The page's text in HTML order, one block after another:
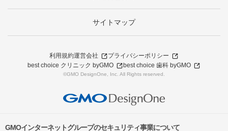
サイトマップ
利用規約運営会社
プライバシーポリシー
best choice クリニック byGMO
best choice 歯科 byGMO
©GMO DesignOne, Inc. All Rights reserved.
GMOインターネットグループのセキュリティ事業について